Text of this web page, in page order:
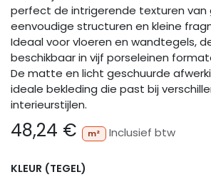
perfect de intrigerende texturen
eenvoudige structuren en kleine
Ideaal voor vloeren en wandtegels,
beschikbaar in vijf porseleinen
De matte en licht geschuurde
ideale bekleding die past bij
interieurstijlen.
48,24 € m² Inclusief btw
KLEUR (TEGEL)